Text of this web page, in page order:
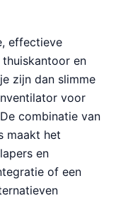
effectieve
en
zijn dan slimme
voor
combinatie van
maakt het
en
of een